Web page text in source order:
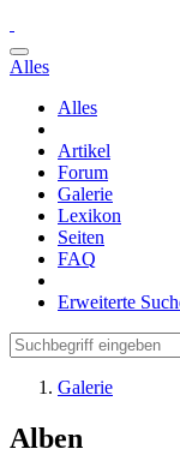
Alles
Alles
Artikel
Forum
Galerie
Lexikon
Seiten
FAQ
Erweiterte
Galerie
Alben